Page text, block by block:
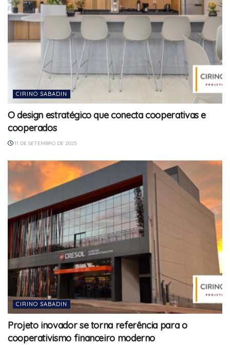
CIRINO SABADIN
O design estratégico que conecta cooperativas e
cooperados
11 DE SETEMBRO DE 2025
CIRINO SABADIN
Projeto inovador se torna referência para o
cooperativismo financeiro moderno